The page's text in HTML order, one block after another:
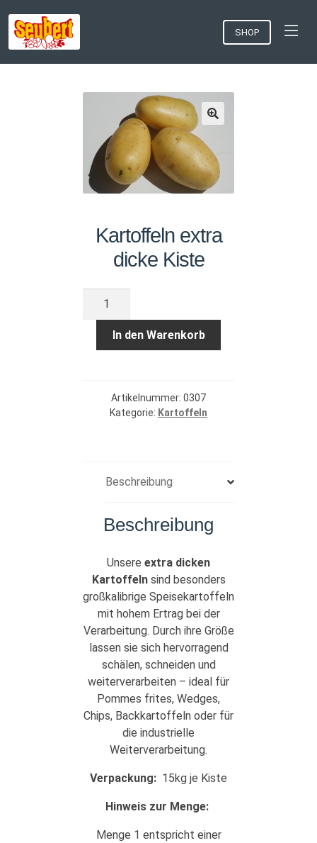
SHOP
Kartoffeln extra
dicke Kiste
Kartoffeln
Kiste
In den Warenkorb
Artikelnummer: 0307
Kategorie: Kartoffeln
Beschreibung
Beschreibung
Unsere extra dicken
Kartoffelnsind besonders
großkalibrige Speisekartoffeln
mit hohem Ertrag bei der
Verarbeitung. Durch ihre Größe
lassen sie sich hervorragend
schälen, schneiden und
weiterverarbeiten – ideal für
Pommes frites, Wedges,
Chips, Backkartoffeln oder für
die industrielle
Weiterverarbeitung.
Verpackung: 15kg je Kiste
Hinweis zur Menge:
Menge 1 entspricht einer